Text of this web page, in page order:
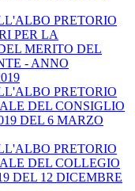
PRETORIO
PER LA
MERITO DEL
- ANNO
PRETORIO
DEL CONSIGLIO
DEL 6 MARZO
PRETORIO
DEL COLLEGIO
DEL 12 DICEMBRE